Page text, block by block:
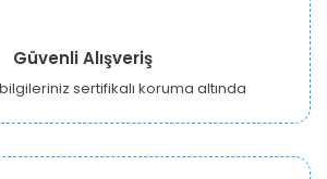
Güvenli Alışveriş
sertifikalı koruma altında